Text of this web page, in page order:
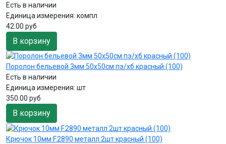
Есть в наличии
Единица измерения: компл
42.00 руб
В корзину
Поролон бельевой 3мм 50х50см пэ/хб красный (100)
Есть в наличии
Единица измерения: шт
350.00 руб
В корзину
Крючок 10мм F.2890 металл 2шт красный (100)